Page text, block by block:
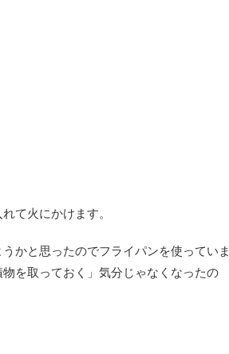
て火にかけます。
かと思ったのでフライパンを使っていま
を取っておく」気分じゃなくなったの